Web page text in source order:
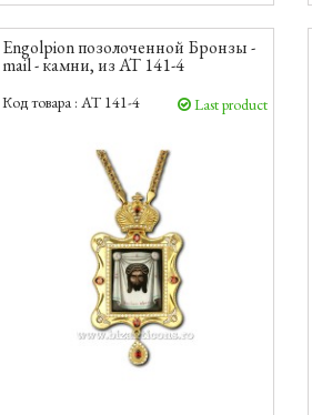
Engolpion позолоченной Бронзы -
mail - камни, из AT 141-4
Код товара : AT 141-4 Last product